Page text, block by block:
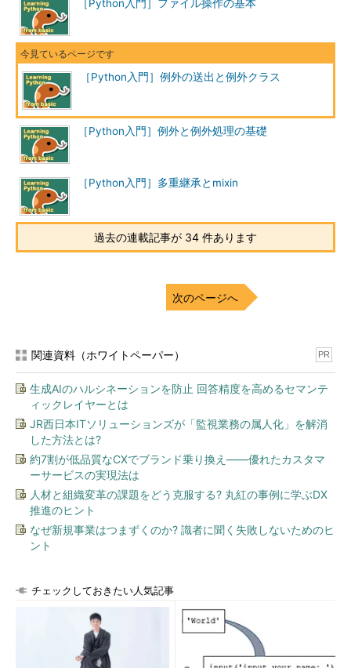
［Python入門］ファイル操作の基本
［Python入門］例外の送出と例外クラス
［Python入門］例外と例外処理の基礎
［Python入門］多重継承とmixin
過去の連載記事が 34 件あります
次のページへ
関連資料（ホワイトペーパー） PR
生成AIのハルシネーションを防止 回答精度を高めるセマンテ
ィックレイヤーとは
JR西日本ITソリューションズが「監視業務の属人化」を解消
した方法とは?
約7割が低品質なCXでブランド乗り換え――優れたカスタマ
ーサービスの実現法は
人材と組織変革の課題をどう克服する? 丸紅の事例に学ぶDX
推進のヒント
なぜ新規事業はつまずくのか? 識者に聞く失敗しないためのヒ
ント
チェックしておきたい人気記事